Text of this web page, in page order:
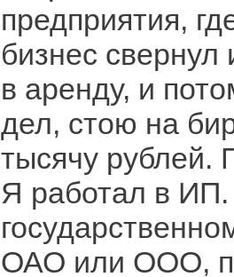
предприятия,
бизнес
в аренду, и
дел, стою на
тысячу рублей.
Я работал в
ОАО или ООО,